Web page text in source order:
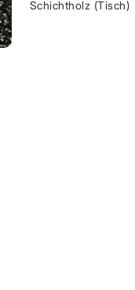
Schichtholz (Tisch)